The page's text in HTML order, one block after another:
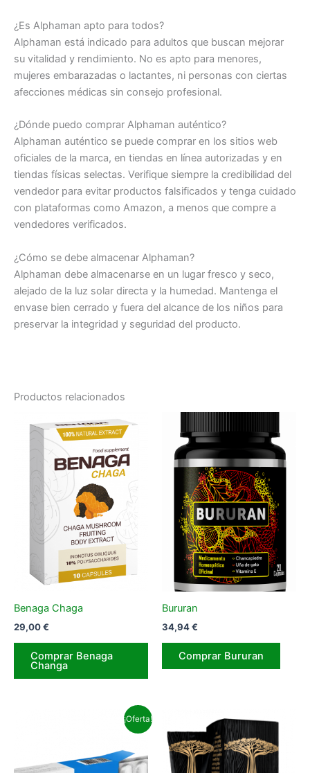
¿Es Alphaman apto para todos?
Alphaman está indicado para adultos que buscan mejorar
su vitalidad y rendimiento. No es apto para menores,
mujeres embarazadas o lactantes, ni personas con ciertas
afecciones médicas sin consejo profesional.
¿Dónde puedo comprar Alphaman auténtico?
Alphaman auténtico se puede comprar en los sitios web
oficiales de la marca, en tiendas en línea autorizadas y en
tiendas físicas selectas. Verifique siempre la credibilidad del
vendedor para evitar productos falsificados y tenga cuidado
con plataformas como Amazon, a menos que compre a
vendedores verificados.
¿Cómo se debe almacenar Alphaman?
Alphaman debe almacenarse en un lugar fresco y seco,
alejado de la luz solar directa y la humedad. Mantenga el
envase bien cerrado y fuera del alcance de los niños para
preservar la integridad y seguridad del producto.
Productos relacionados
Benaga Chaga
29,00€
Comprar Benaga
Changa
Bururan
34,94€
Comprar Bururan
¡Oferta!